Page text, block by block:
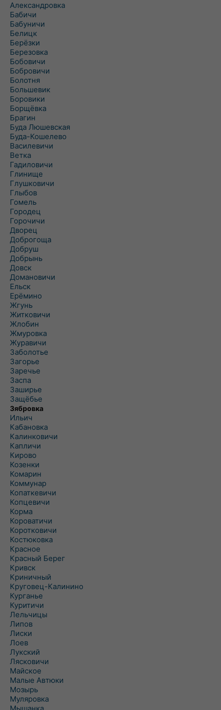
Александровка
Бабичи
Бабуничи
Белицк
Берёзки
Березовка
Бобовичи
Бобровичи
Болотня
Большевик
Боровики
Борщёвка
Брагин
Буда Люшевская
Буда-Кошелево
Василевичи
Ветка
Гадиловичи
Глинище
Глушковичи
Глыбов
Гомель
Городец
Горочичи
Дворец
Доброгоща
Добруш
Добрынь
Довск
Домановичи
Ельск
Ерёмино
Жгунь
Житковичи
Жлобин
Жмуровка
Журавичи
Заболотье
Загорье
Заречье
Заспа
Заширье
Защёбье
Зябровка
Ильич
Кабановка
Калинковичи
Капличи
Кирово
Козенки
Комарин
Коммунар
Копаткевичи
Копцевичи
Корма
Короватичи
Коротковичи
Костюковка
Красное
Красный Берег
Кривск
Криничный
Круговец-Калинино
Курганье
Куритичи
Лельчицы
Липов
Лиски
Лоев
Лукский
Лясковичи
Майское
Малые Автюки
Мозырь
Муляровка